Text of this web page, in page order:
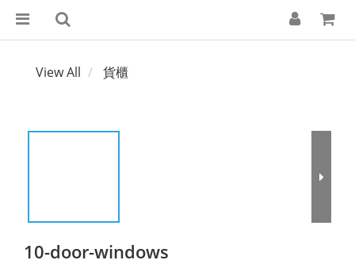
View All 貨櫃
10-door-windows